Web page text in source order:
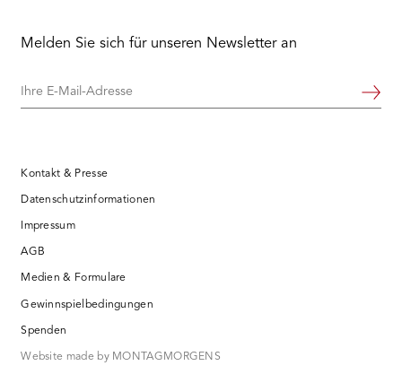
Melden Sie sich für unseren Newsletter an
Ihre
Weiter
Kontakt & Presse
Datenschutzinformationen
Impressum
AGB
Medien & Formulare
Gewinnspielbedingungen
Spenden
Website made by MONTAGMORGENS